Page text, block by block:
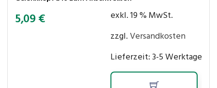
5,09€
exkl. 19 % MwSt.
zzgl.Versandkosten
Lieferzeit:3-5 Werktage